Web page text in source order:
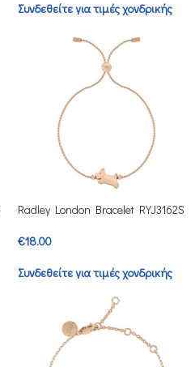
Συνδεθείτε για τιμές χονδρικής
Radley London Bracelet RYJ3162S
€18.00
Συνδεθείτε για τιμές χονδρικής